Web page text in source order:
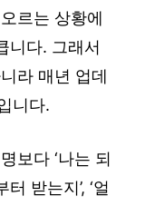
르는 상황에
니다. 그래서
라 매년 업데
니다.
보다 ‘나는 되
터 받는지’, ‘얼